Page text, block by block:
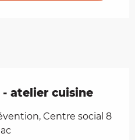
atelier cuisine
Centre social 8